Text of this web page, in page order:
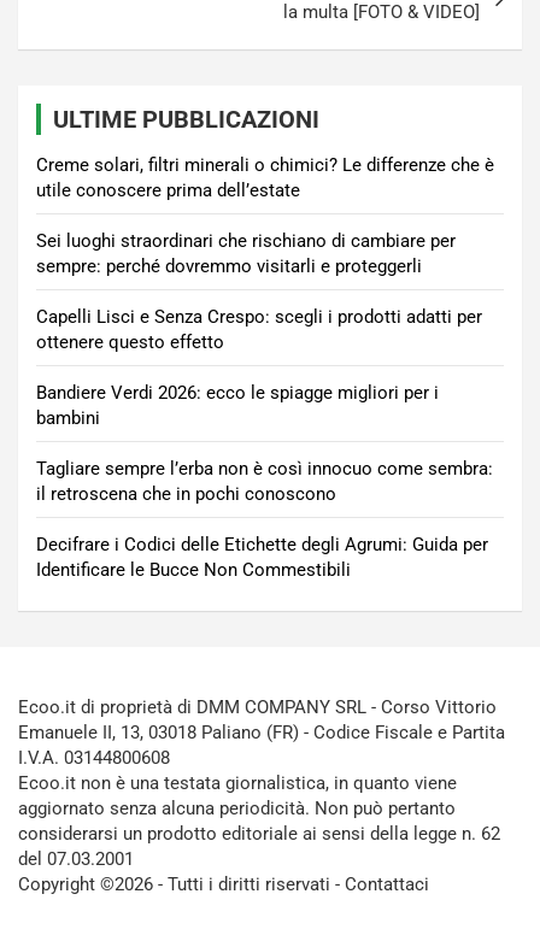
la multa [FOTO & VIDEO]
ULTIME PUBBLICAZIONI
Creme solari, filtri minerali o chimici? Le differenze che è
utile conoscere prima dell’estate
Sei luoghi straordinari che rischiano di cambiare per
sempre: perché dovremmo visitarli e proteggerli
Capelli Lisci e Senza Crespo: scegli i prodotti adatti per
ottenere questo effetto
Bandiere Verdi 2026: ecco le spiagge migliori per i
bambini
Tagliare sempre l’erba non è così innocuo come sembra:
il retroscena che in pochi conoscono
Decifrare i Codici delle Etichette degli Agrumi: Guida per
Identificare le Bucce Non Commestibili
Ecoo.it di proprietà di DMM COMPANY SRL - Corso Vittorio
Emanuele II, 13, 03018 Paliano (FR) - Codice Fiscale e Partita
I.V.A. 03144800608
Ecoo.it non è una testata giornalistica, in quanto viene
aggiornato senza alcuna periodicità. Non può pertanto
considerarsi un prodotto editoriale ai sensi della legge n. 62
del 07.03.2001
Copyright ©2026 - Tutti i diritti riservati - Contattaci